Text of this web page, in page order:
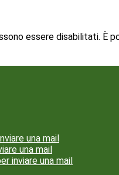
essere disabilitati. È
una mail
una mail
inviare una mail